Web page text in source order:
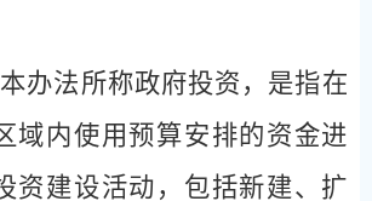
本办法所称政府投资，是指在
域内使用预算安排的资金进
资建设活动，包括新建、扩